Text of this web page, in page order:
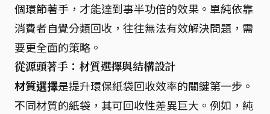
個環節著手，才能達到事半功倍的效果。單純依靠
消費者自覺分類回收，往往無法有效解決問題，需
要更全面的策略。
從源頭著手：材質選擇與結構設計
材質選擇是提升環保紙袋回收效率的關鍵第一步。
不同材質的紙袋，其可回收性差異巨大。例如，純